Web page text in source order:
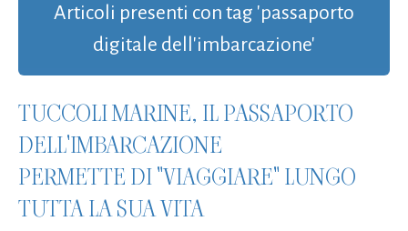
Articoli presenti con tag 'passaporto
digitale dell'imbarcazione'
TUCCOLI MARINE, IL PASSAPORTO
DELL'IMBARCAZIONE
PERMETTE DI "VIAGGIARE" LUNGO
TUTTA LA SUA VITA